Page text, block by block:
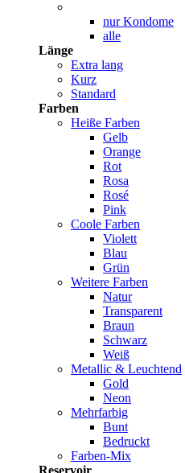
nur Kondome
alle
Länge
Extra lang
Kurz
Standard
Farben
Heiße Farben
Gelb
Orange
Rot
Rosa
Rosé
Pink
Coole Farben
Violett
Blau
Grün
Weitere Farben
Natur
Transparent
Braun
Schwarz
Weiß
Metallic & Leuchtend
Gold
Neon
Mehrfarbig
Bunt
Bedruckt
Farben-Mix
Reservoir